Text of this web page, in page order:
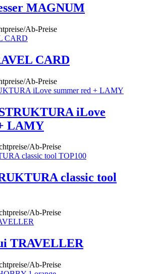
MAGNUM
Ab-Preise
CARD
Ab-Preise
iLove
LAMY
Ab-Preise
classic tool
Ab-Preise
TRAVELLER
Ab-Preise